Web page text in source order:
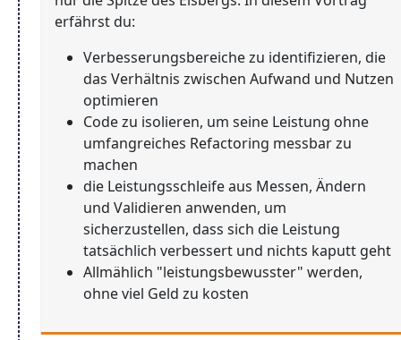
erfährst du:
Verbesserungsbereiche zu identifizieren, die
das Verhältnis zwischen Aufwand und Nutzen
optimieren
Code zu isolieren, um seine Leistung ohne
umfangreiches Refactoring messbar zu
machen
die Leistungsschleife aus Messen, Ändern
und Validieren anwenden, um
sicherzustellen, dass sich die Leistung
tatsächlich verbessert und nichts kaputt geht
Allmählich "leistungsbewusster" werden,
ohne viel Geld zu kosten